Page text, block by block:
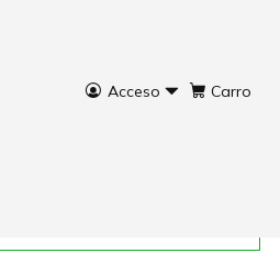
Acceso Carro